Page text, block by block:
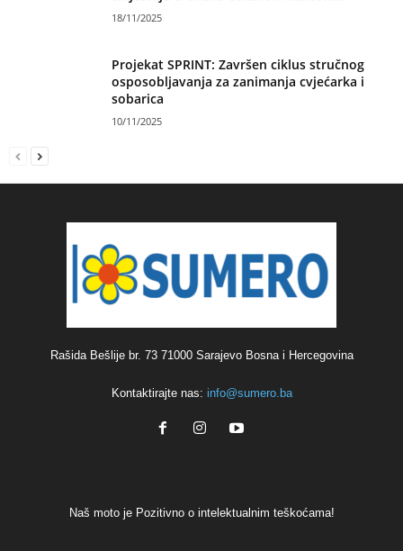
18/11/2025
Projekat SPRINT: Završen ciklus stručnog
osposobljavanja za zanimanja cvjećarka i
sobarica
10/11/2025
Rašida Bešlije br. 73 71000 Sarajevo Bosna i Hercegovina
Kontaktirajte nas: info@sumero.ba
Naš moto je Pozitivno o intelektualnim teškoćama!